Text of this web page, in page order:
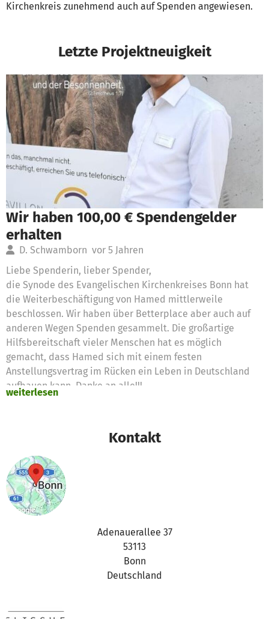
Kirchenkreis zunehmend auch auf Spenden angewiesen.
Letzte Projektneuigkeit
Wir haben 100,00 € Spendengelder
erhalten
D. Schwamborn vor 5 Jahren
Liebe Spenderin, lieber Spender,
die Synode des Evangelischen Kirchenkreises Bonn hat
die Weiterbeschäftigung von Hamed mittlerweile
beschlossen. Wir haben über Betterplace aber auch auf
anderen Wegen Spenden gesammelt. Die großartige
Hilfsbereitschaft vieler Menschen hat es möglich
gemacht, dass Hamed sich mit einem festen
Anstellungsvertrag im Rücken ein Leben in Deutschland
aufbauen kann. Danke an alle!!!
weiterlesen
Kontakt
Adenauerallee 37
53113
Bonn
Deutschland